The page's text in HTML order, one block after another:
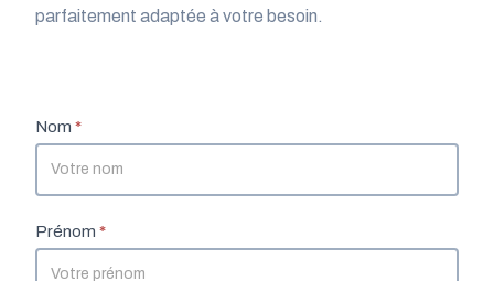
parfaitement adaptée à votre besoin.
Formulaire
de
contact
FR
Nom *
Prénom *